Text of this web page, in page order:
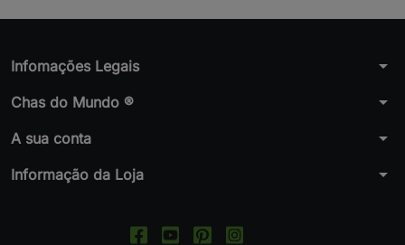
Infomações Legais arrow_drop_down
Chas do Mundo ® arrow_drop_down
A sua conta arrow_drop_down
Informação da Loja arrow_drop_down